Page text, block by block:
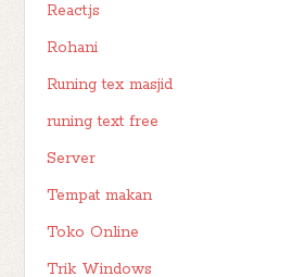
React.js
Rohani
Runing tex masjid
runing text free
Server
Tempat makan
Toko Online
Trik Windows